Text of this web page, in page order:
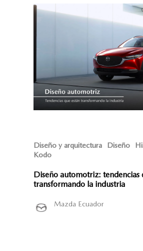
Diseño y arquitectura Diseño
Kodo
Diseño automotriz: tendencias
transformando la industria
Mazda Ecuador